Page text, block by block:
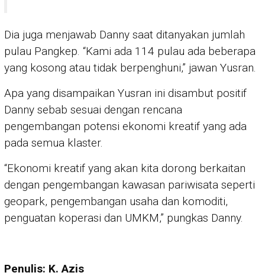
Dia juga menjawab Danny saat ditanyakan jumlah
pulau Pangkep. “Kami ada 114 pulau ada beberapa
yang kosong atau tidak berpenghuni,” jawan Yusran.
Apa yang disampaikan Yusran ini disambut positif
Danny sebab sesuai dengan rencana
pengembangan potensi ekonomi kreatif yang ada
pada semua klaster.
“Ekonomi kreatif yang akan kita dorong berkaitan
dengan pengembangan kawasan pariwisata seperti
geopark, pengembangan usaha dan komoditi,
penguatan koperasi dan UMKM,” pungkas Danny.
Penulis: K. Azis